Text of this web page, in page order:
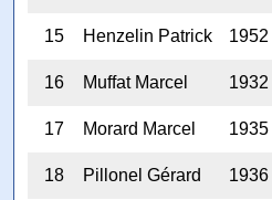
15
Henzelin Patrick 1952
16
Muffat Marcel 1932
17
Morard Marcel 1935
18
Pillonel Gérard 1936